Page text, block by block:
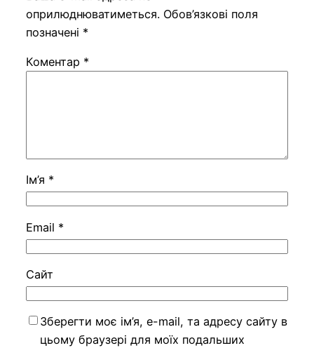
оприлюднюватиметься. Обов’язкові поля
позначені *
Коментар *
Ім’я *
Email *
Сайт
Зберегти моє ім’я, e-mail, та адресу сайту в
цьому браузері для моїх подальших